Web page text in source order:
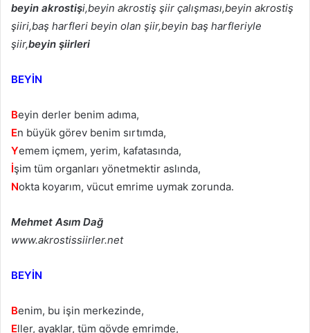
beyin akrostişi,beyin akrostiş şiir çalışması,beyin akrostiş
şiiri,baş harfleri beyin olan şiir,beyin baş harfleriyle
şiir,beyin şiirleri
BEYİN
Beyin derler benim adıma,
En büyük görev benim sırtımda,
Yemem içmem, yerim, kafatasında,
İşim tüm organları yönetmektir aslında,
Nokta koyarım, vücut emrime uymak zorunda.
Mehmet Asım Dağ
www.akrostissiirler.net
BEYİN
Benim, bu işin merkezinde,
Eller, ayaklar, tüm gövde emrimde,